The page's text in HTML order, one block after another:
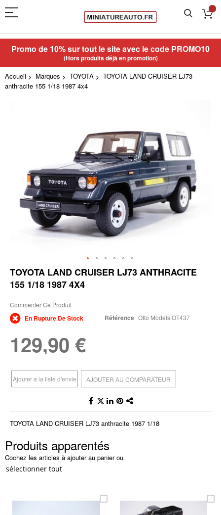
Promo de 10% sur tout le site avec le code PROMO10
(Hors produits déjà en promotion)
Accueil Marques TOYOTA
TOYOTA LAND CRUISER LJ73
anthracite 155 1/18 1987 4x4
Skip
to
the
of
the
images
TOYOTA LAND CRUISER LJ73 ANTHRACITE
155 1/18 1987 4X4
Commenter Ce Produit
En Rupture De Stock Référence Otto Models OT437
129,90 €
Ajouter a la liste d'envie AJOUTER AU COMPARATEUR
TOYOTA LAND CRUISER LJ73 anthracite 1987 1/18
Produits apparentés
Cochez les articles à ajouter au panier ou
sélectionner tout